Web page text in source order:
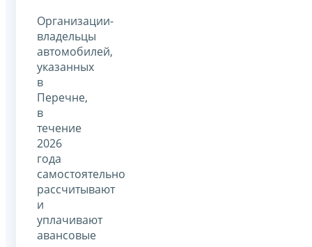
Организации-
владельцы
автомобилей,
указанных
в
Перечне,
в
течение
2026
года
самостоятельно
рассчитывают
и
уплачивают
авансовые